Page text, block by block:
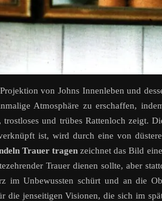
von Johns Innenleben und
Atmosphäre zu erschaffen,
trostloses und trübes Rattenloch zeigt.
ist, wird durch eine von
Trauer tragenzeichnet das Bild
Trauer dienen sollte, aber
im Unbewussten schürt und an die
die jenseitigen Visionen, die sich im